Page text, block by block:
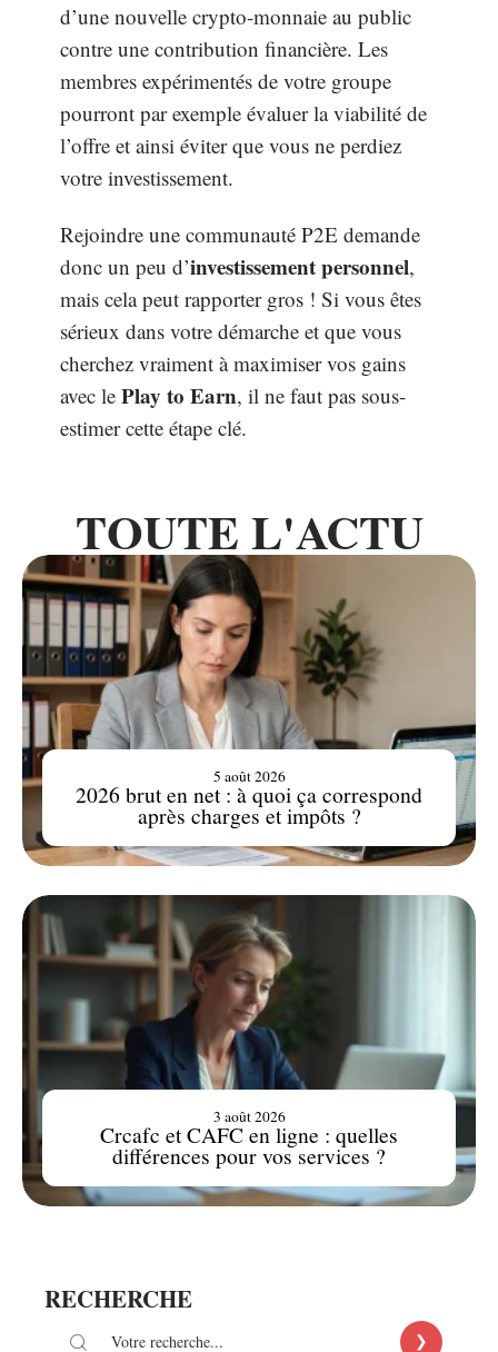
d’une nouvelle crypto-monnaie au public
contre une contribution financière. Les
membres expérimentés de votre groupe
pourront par exemple évaluer la viabilité de
l’offre et ainsi éviter que vous ne perdiez
votre investissement.
Rejoindre une communauté P2E demande
donc un peu d’investissement personnel,
mais cela peut rapporter gros ! Si vous êtes
sérieux dans votre démarche et que vous
cherchez vraiment à maximiser vos gains
avec le Play to Earn, il ne faut pas sous-
estimer cette étape clé.
TOUTE L'ACTU
2026 brut en net : à quoi ça correspond
après charges et impôts ?
5 août 2026
Crcafc et CAFC en ligne : quelles
différences pour vos services ?
3 août 2026
RECHERCHE